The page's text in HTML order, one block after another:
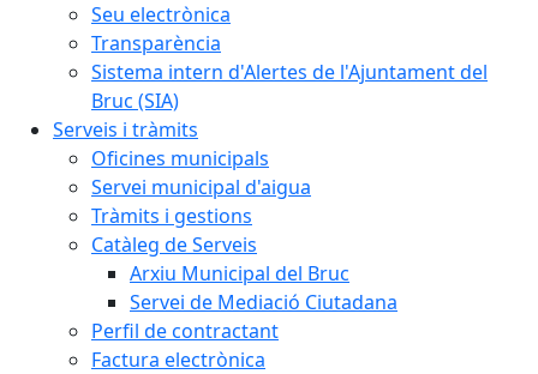
Seu electrònica
Transparència
Sistema intern d'Alertes de l'Ajuntament del
Bruc (SIA)
Serveis i tràmits
Oficines municipals
Servei municipal d'aigua
Tràmits i gestions
Catàleg de Serveis
Arxiu Municipal del Bruc
Servei de Mediació Ciutadana
Perfil de contractant
Factura electrònica